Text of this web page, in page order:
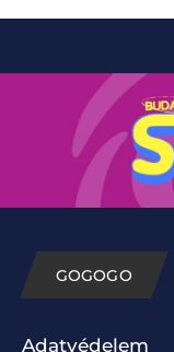
GOGOGO
Adatvédelem